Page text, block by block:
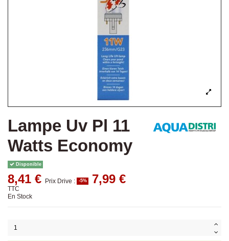
Lampe Uv Pl 11
Watts Economy
Disponible
8,41 € Prix Drive : -5% 7,99 €
TTC
En Stock